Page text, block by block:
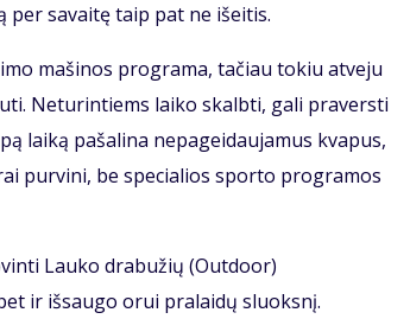
savaitę taip pat ne išeitis.
mašinos programa, tačiau tokiu atveju
Neturintiems laiko skalbti, gali praversti
laiką pašalina nepageidaujamus kvapus,
purvini, be specialios sporto programos
Lauko drabužių (Outdoor)
ir išsaugo orui pralaidų sluoksnį.